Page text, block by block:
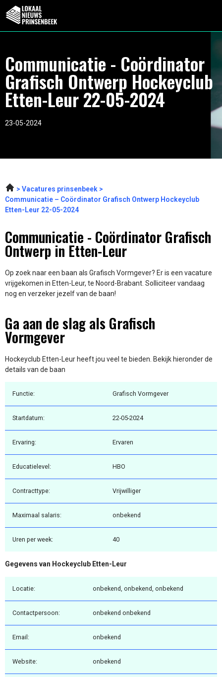
Communicatie - Coördinator
Grafisch Ontwerp Hockeyclub
Etten-Leur 22-05-2024
23-05-2024
Vacatures prinsenbeek
Communicatie – Coördinator Grafisch Ontwerp Hockeyclub
Etten-Leur 22-05-2024
Communicatie - Coördinator Grafisch
Ontwerp in Etten-Leur
Op zoek naar een baan als Grafisch Vormgever? Er is een vacature
vrijgekomen in Etten-Leur, te Noord-Brabant. Solliciteer vandaag
nog en verzeker jezelf van de baan!
Ga aan de slag als Grafisch
Vormgever
Hockeyclub Etten-Leur heeft jou veel te bieden. Bekijk hieronder de
details van de baan
Functie: Grafisch Vormgever
Startdatum: 22-05-2024
Ervaring: Ervaren
Educatielevel: HBO
Contracttype: Vrijwilliger
Maximaal salaris: onbekend
Uren per week: 40
Gegevens van Hockeyclub Etten-Leur
Locatie: onbekend, onbekend, onbekend
Contactpersoon: onbekend onbekend
Email: onbekend
Website: onbekend